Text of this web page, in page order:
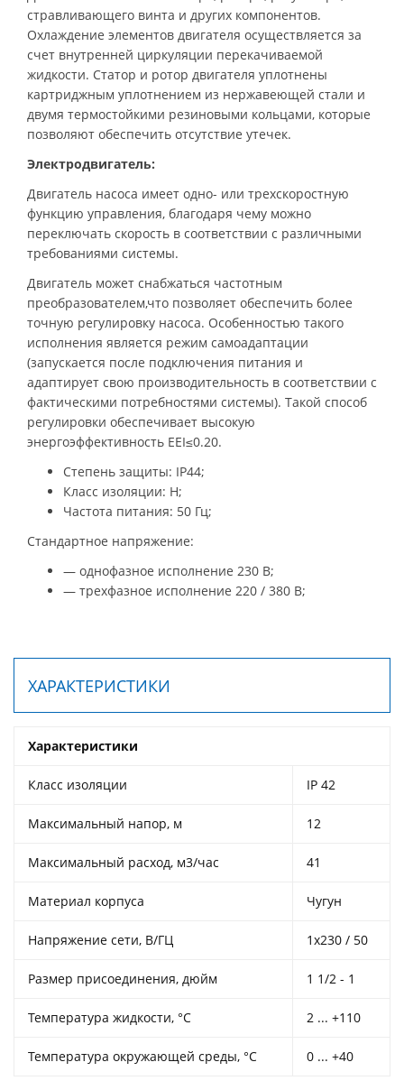
стравливающего винта и других компонентов.
Охлаждение элементов двигателя осуществляется за
счет внутренней циркуляции перекачиваемой
жидкости. Статор и ротор двигателя уплотнены
картриджным уплотнением из нержавеющей стали и
двумя термостойкими резиновыми кольцами, которые
позволяют обеспечить отсутствие утечек.
Электродвигатель:
Двигатель насоса имеет одно- или трехскоростную
функцию управления, благодаря чему можно
переключать скорость в соответствии с различными
требованиями системы.
Двигатель может снабжаться частотным
преобразователем,что позволяет обеспечить более
точную регулировку насоса. Особенностью такого
исполнения является режим самоадаптации
(запускается после подключения питания и
адаптирует свою производительность в соответствии с
фактическими потребностями системы). Такой способ
регулировки обеспечивает высокую
энергоэффективность EEI≤0.20.
Степень защиты: IP44;
Класс изоляции: H;
Частота питания: 50 Гц;
Стандартное напряжение:
— однофазное исполнение 230 В;
— трехфазное исполнение 220 / 380 В;
ХАРАКТЕРИСТИКИ
Характеристики
Класс изоляции IP 42
Максимальный напор, м 12
Максимальный расход, м3/час 41
Материал корпуса Чугун
Напряжение сети, В/ГЦ 1х230 / 50
Размер присоединения, дюйм 1 1/2 - 1
Температура жидкости, °С 2 ... +110
Температура окружающей среды, °С 0 ... +40